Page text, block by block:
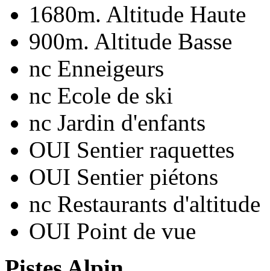
1680m. Altitude Haute
900m. Altitude Basse
nc Enneigeurs
nc Ecole de ski
nc Jardin d'enfants
OUI Sentier raquettes
OUI Sentier piétons
nc Restaurants d'altitude
OUI Point de vue